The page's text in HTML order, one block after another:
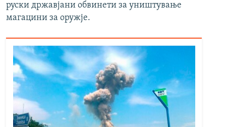
руски државјани обвинети за уништување
магацини за оружје.